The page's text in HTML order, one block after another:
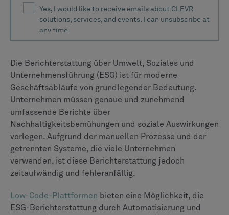
Die Berichterstattung über Umwelt, Soziales und
Unternehmensführung (ESG) ist für moderne
Geschäftsabläufe von grundlegender Bedeutung.
Unternehmen müssen genaue und zunehmend
umfassende Berichte über
Nachhaltigkeitsbemühungen und soziale Auswirkungen
vorlegen. Aufgrund der manuellen Prozesse und der
getrennten Systeme, die viele Unternehmen
verwenden, ist diese Berichterstattung jedoch
zeitaufwändig und fehleranfällig.
Low-Code-Plattformen bieten eine Möglichkeit, die
ESG-Berichterstattung durch Automatisierung und